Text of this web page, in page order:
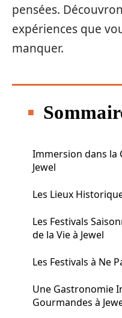
pensées.
expériences que
manquer.
Immersion dans la
Jewel
Les Lieux
Les Festivals
de la Vie à Jewel
Les Festivals à Ne
Une Gastronomie
Gourmandes à